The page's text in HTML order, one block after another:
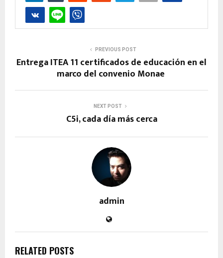
PREVIOUS POST
Entrega ITEA 11 certificados de educación en el
marco del convenio Monae
NEXT POST
C5i, cada día más cerca
admin
RELATED POSTS